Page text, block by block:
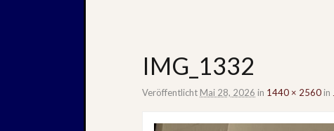
IMG_1332
Veröffentlicht Mai 28, 2026 in 1440 × 2560 in